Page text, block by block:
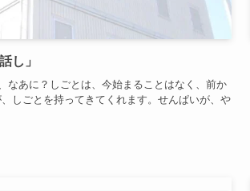
し」
なあに？しごとは、今始まることはなく、前か
しごとを持ってきてくれます。せんぱいが、や